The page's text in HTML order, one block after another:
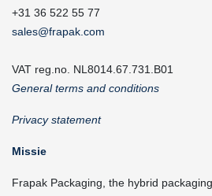
+31 36 522 55 77
sales@frapak.com
VAT reg.no. NL8014.67.731.B01
General terms and conditions
Privacy statement
Missie
Frapak Packaging, the hybrid